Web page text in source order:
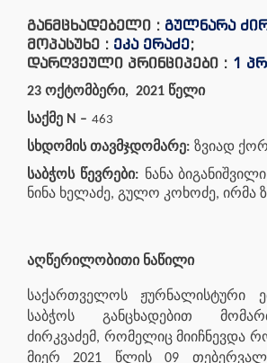
განმცხადებელი : გულნარა
მოპასუხე : ეკა ერაძე;
დარღვეული პრინციპები : 1
23 ოქტომბერი, 2021 წელი
საქმე N – 463
სხდომის თავმჯდომარე: ზვიად
საბჭოს წევრები: ნანა
ნინა ხელაძე, გულო კოხოძე, ირმა
აღწერილობითი ნაწილი
საქართველოს ჟურნალისტური
საბჭოს განცხადებით
ძირკვაძემ, რომელიც მიიჩნევდა
მიერ 2021 წლის 09